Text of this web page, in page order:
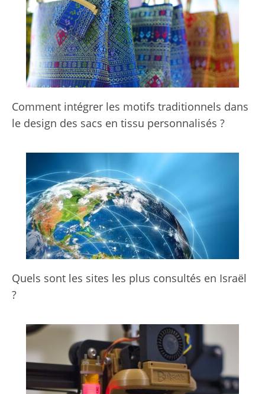
Comment intégrer les motifs traditionnels dans
le design des sacs en tissu personnalisés ?
Quels sont les sites les plus consultés en Israël
?